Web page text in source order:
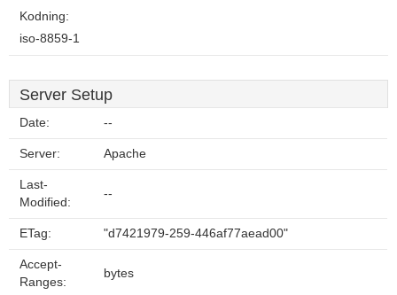
Kodning:
iso-8859-1
Server Setup
Date: --
Server: Apache
Last-
Modified:
--
ETag: "d7421979-259-446af77aead00"
Accept-
Ranges:
bytes